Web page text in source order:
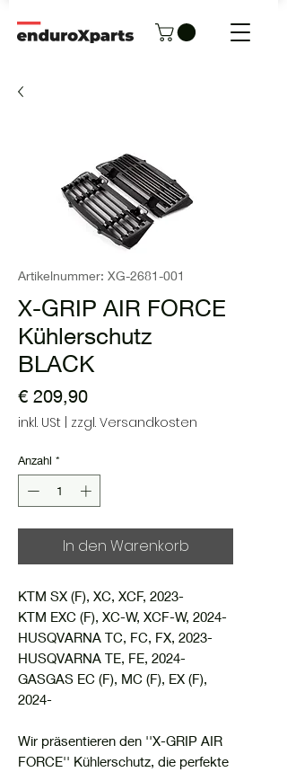
Artikelnummer: XG-2681-001
X-GRIP AIR FORCE
Kühlerschutz
BLACK
€ 209,90Preis
inkl. USt zzgl. Versandkosten
Anzahl *
In den Warenkorb
KTM SX (F), XC, XCF, 2023-
KTM EXC (F), XC-W, XCF-W, 2024-
HUSQVARNA TC, FC, FX, 2023-
HUSQVARNA TE, FE, 2024-
GASGAS EC (F), MC (F), EX (F),
2024-
Wir präsentieren den ''X-GRIP AIR
FORCE'' Kühlerschutz, die perfekte